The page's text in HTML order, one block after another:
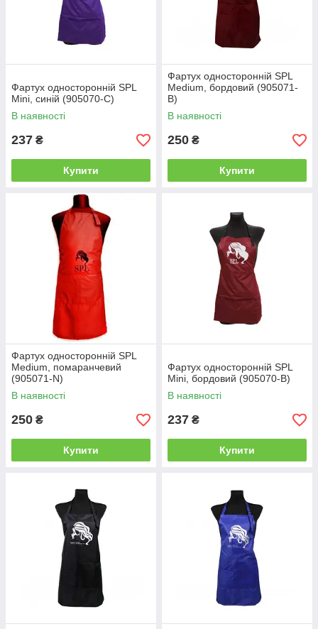
Фартух односторонній SPL
Mini, синій (905070-C)
В наявності
237 ₴
Купити
Фартух односторонній SPL
Mеdium, бордовий (905071-
B)
В наявності
250 ₴
Купити
Фартух односторонній SPL
Mеdium, помаранчевий
(905071-N)
В наявності
250 ₴
Купити
Фартух односторонній SPL
Mini, бордовий (905070-B)
В наявності
237 ₴
Купити